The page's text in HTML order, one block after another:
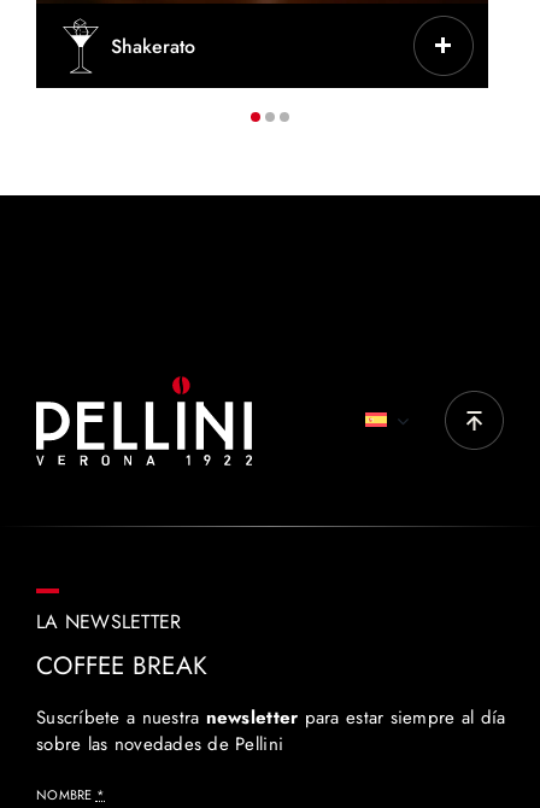
CARACTERÍSTICAS
Espresso frío preparado en coctelera con
hielo
80-100 ml
Shakerato
LA NEWSLETTER
COFFEE BREAK
Suscríbete a nuestra newsletter para estar siempre al día
sobre las novedades de Pellini
NOMBRE *